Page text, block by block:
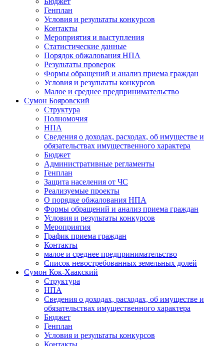
Генплан
Условия и результаты конкурсов
Контакты
Мероприятия и выступления
Статистические данные
Порядок обжалования НПА
Результаты проверок
Формы обращений и анализ приема граждан
Условия и результаты конкурсов
Малое и среднее предпринимательство
Сумон Бояровский
Структура
Полномочия
НПА
Сведения о доходах, расходах, об имуществе и
обязательствах имущественного характера
Бюджет
Административные регламенты
Генплан
Защита населения от ЧС
Реализуемые проекты
О порядке обжалования НПА
Формы обращений и анализ приема граждан
Условия и результаты конкурсов
Мероприятия
График приема граждан
Контакты
малое и среднее предпринимательство
Список невостребованных земельных долей
Сумон Кок-Хаакский
Структура
НПА
Сведения о доходах, расходах, об имуществе и
обязательствах имущественного характера
Бюджет
Генплан
Условия и результаты конкурсов
Контакты